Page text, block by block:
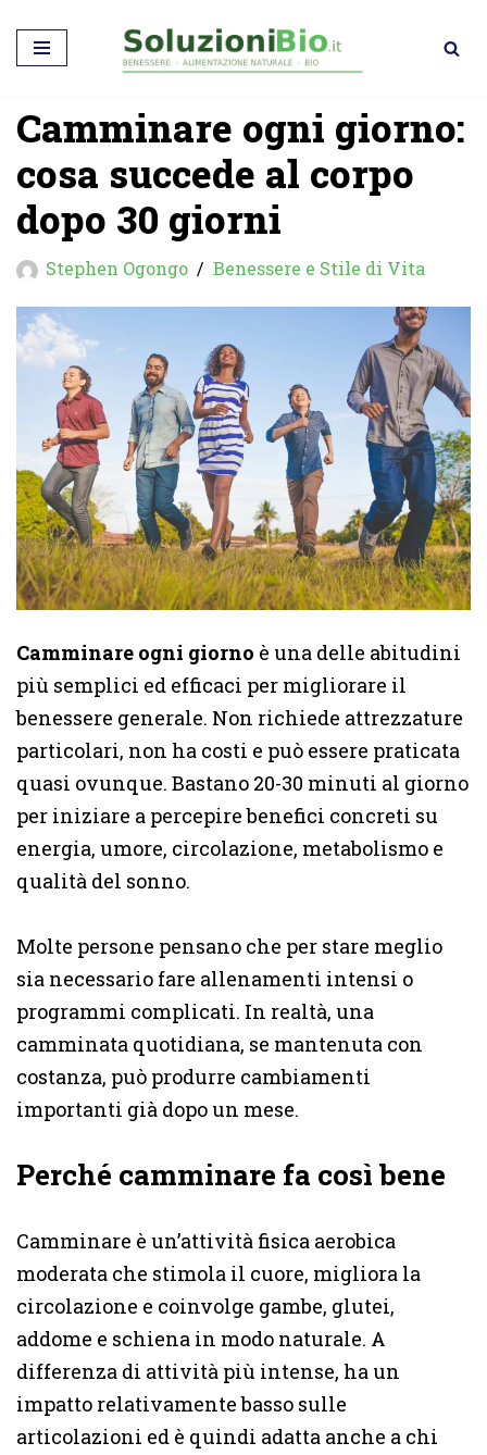
Vai
contenuto
Camminare ogni giorno:
cosa succede al corpo
dopo 30 giorni
Stephen Ogongo Benessere e Stile di Vita
Camminare ogni giorno è una delle abitudini
più semplici ed efficaci per migliorare il
benessere generale. Non richiede attrezzature
particolari, non ha costi e può essere praticata
quasi ovunque. Bastano 20-30 minuti al giorno
per iniziare a percepire benefici concreti su
energia, umore, circolazione, metabolismo e
qualità del sonno.
Molte persone pensano che per stare meglio
sia necessario fare allenamenti intensi o
programmi complicati. In realtà, una
camminata quotidiana, se mantenuta con
costanza, può produrre cambiamenti
importanti già dopo un mese.
Perché camminare fa così bene
Camminare è un’attività fisica aerobica
moderata che stimola il cuore, migliora la
circolazione e coinvolge gambe, glutei,
addome e schiena in modo naturale. A
differenza di attività più intense, ha un
impatto relativamente basso sulle
articolazioni ed è quindi adatta anche a chi